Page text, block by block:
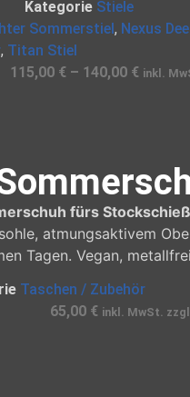
Kategorie Stiele
Sommerstiel, Nexus
, Titan Stiel
115,00 € – 140,00 € inkl.
fürs
atmungsaktivem
Tagen. Vegan,
Taschen / Zubehör
65,00 € inkl. MwSt.